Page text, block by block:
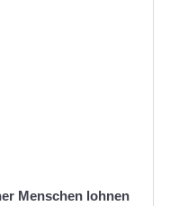
Menschen lohnen